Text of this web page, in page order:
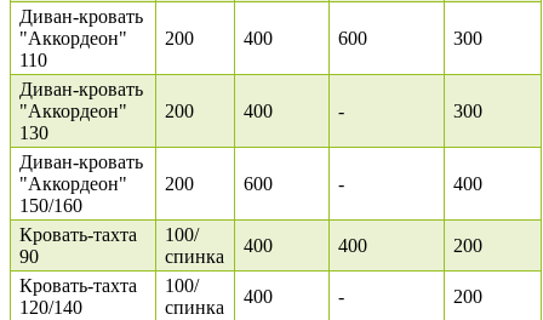
Диван-кровать
"Аккордеон"
110
200 400 600 300
Диван-кровать
"Аккордеон"
130
200 400 - 300
Диван-кровать
"Аккордеон"
150/160
200 600 - 400
Кровать-тахта
90
100/
спинка
400 400
200
Кровать-тахта
120/140
100/
спинка
400 -
200